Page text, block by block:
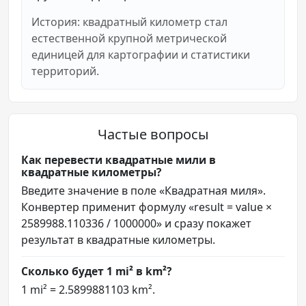
История: квадратный километр стал
естественной крупной метрической
единицей для картографии и статистики
территорий.
Частые вопросы
Как перевести квадратные мили в
квадратные километры?
Введите значение в поле «Квадратная миля».
Конвертер применит формулу «result = value ×
2589988.110336 / 1000000» и сразу покажет
результат в квадратные километры.
Сколько будет 1 mi² в km²?
1 mi² = 2.5899881103 km².